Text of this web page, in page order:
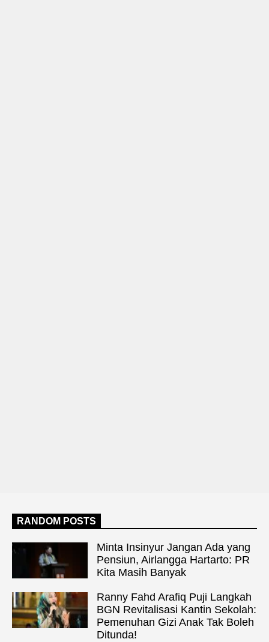
RANDOM POSTS
Minta Insinyur Jangan Ada yang
Pensiun, Airlangga Hartarto: PR
Kita Masih Banyak
Ranny Fahd Arafiq Puji Langkah
BGN Revitalisasi Kantin Sekolah:
Pemenuhan Gizi Anak Tak Boleh
Ditunda!